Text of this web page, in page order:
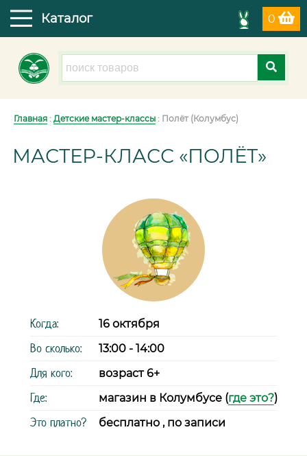
0
Каталог
Главная : Детские мастер-классы : Полёт (Колумбус)
МАСТЕР-КЛАСС «ПОЛЁТ»
Когда: 16 октября
Во сколько: 13:00 - 14:00
Для кого: возраст 6+
Где: магазин в Колумбусе (где это?)
Это платно? бесплатно , по записи